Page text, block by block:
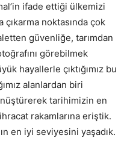
ifade ettiği ülkemizi
çıkarma noktasında çok
güvenliğe, tarımdan
görebilmek
hayallerle çıktığımız bu
alanlardan biri
tarihimizin en
rakamlarına eriştik.
en iyi seviyesini yaşadık.